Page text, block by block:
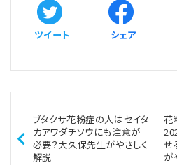
ツイート シェア
ブタクサ花粉症の人はセイタ
カアワダチソウにも注意が
必要？大久保先生がやさしく
解説
花
せ
が